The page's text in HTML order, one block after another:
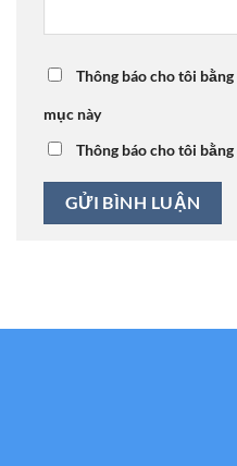
Thông báo cho tôi
mục này
Thông báo cho tôi